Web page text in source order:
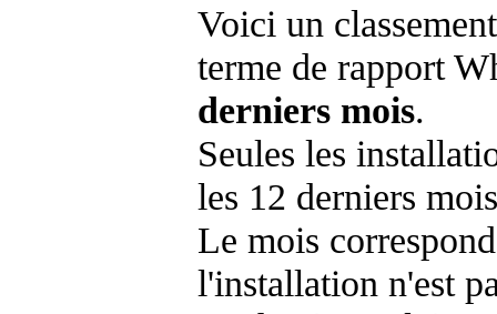
Voici un
terme de rapport
derniers mois.
Seules les
les 12 derniers
Le mois
l'installation n'est